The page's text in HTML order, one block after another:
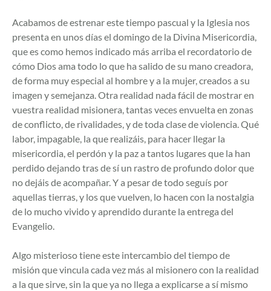
Acabamos de estrenar este tiempo pascual y la Iglesia nos
presenta en unos días el domingo de la Divina Misericordia,
que es como hemos indicado más arriba el recordatorio de
cómo Dios ama todo lo que ha salido de su mano creadora,
de forma muy especial al hombre y a la mujer, creados a su
imagen y semejanza. Otra realidad nada fácil de mostrar en
vuestra realidad misionera, tantas veces envuelta en zonas
de conflicto, de rivalidades, y de toda clase de violencia. Qué
labor, impagable, la que realizáis, para hacer llegar la
misericordia, el perdón y la paz a tantos lugares que la han
perdido dejando tras de sí un rastro de profundo dolor que
no dejáis de acompañar. Y a pesar de todo seguís por
aquellas tierras, y los que vuelven, lo hacen con la nostalgia
de lo mucho vivido y aprendido durante la entrega del
Evangelio.
Algo misterioso tiene este intercambio del tiempo de
misión que vincula cada vez más al misionero con la realidad
a la que sirve, sin la que ya no llega a explicarse a sí mismo